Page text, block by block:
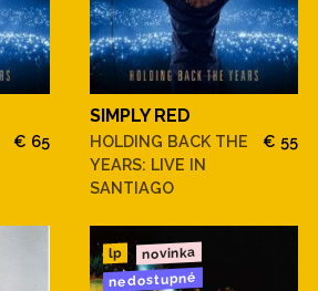
€ 65
SIMPLY RED
HOLDING BACK THE
YEARS: LIVE IN
SANTIAGO
€ 55
lp novinka
nedostupné